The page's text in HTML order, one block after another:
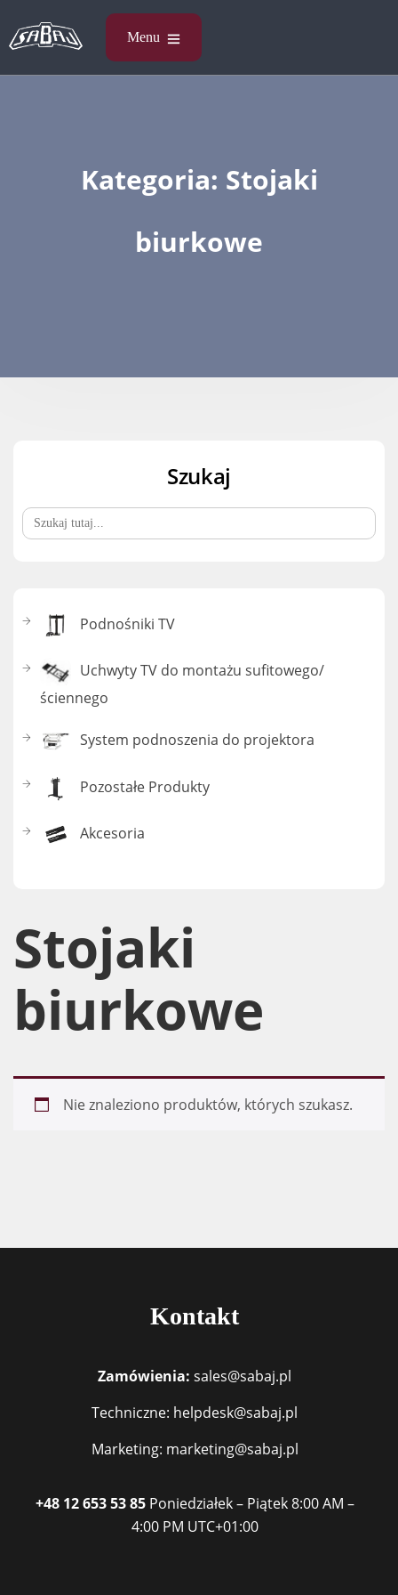
Kategoria: Stojaki
biurkowe
Stojaki
biurkowe
Nie znaleziono produktów, których szukasz.
Szukaj
Search
for:
Podnośniki TV
Uchwyty TV do montażu sufitowego/
ściennego
System podnoszenia do projektora
Pozostałe Produkty
Akcesoria
Kontakt
Zamówienia: sales@sabaj.pl
Techniczne: helpdesk@sabaj.pl
Marketing: marketing@sabaj.pl
+48 12 653 53 85 Poniedziałek – Piątek 8:00 AM –
4:00 PM UTC+01:00